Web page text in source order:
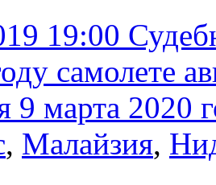
19:00
самолете
9 марта 2020
, Малайзия,